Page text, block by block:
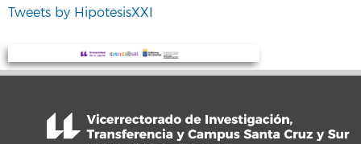
Tweets by HipotesisXXI